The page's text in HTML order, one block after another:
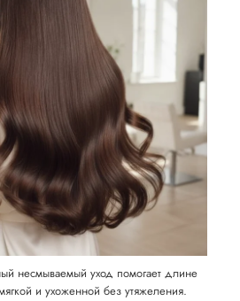
несмываемый уход помогает длине
и ухоженной без утяжеления.